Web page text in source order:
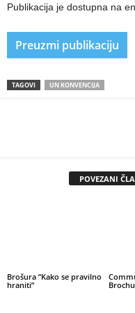
Publikacija je dostupna na
Preuzmi publikaciju
TAGOVI UN KONVENCIJA
POVEZANI
Brošura ”Kako se pravilno
hraniti”